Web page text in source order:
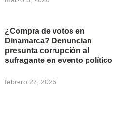
¿Compra de votos en
Dinamarca? Denuncian
presunta corrupción al
sufragante en evento político
febrero 22, 2026